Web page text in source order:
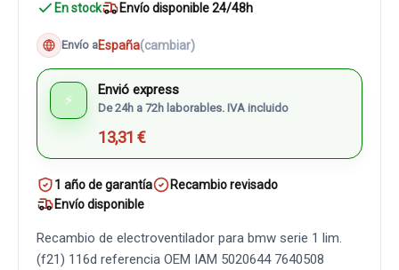
En stock Envío disponible 24/48h
Envío aEspaña(cambiar)
⚡
Envió express
De 24h a 72h laborables. IVA incluido
13,31 €
1 año de garantía
Recambio revisado
Envío disponible
Recambio de electroventilador para bmw serie 1 lim.
(f21) 116d referencia OEM IAM 5020644 7640508